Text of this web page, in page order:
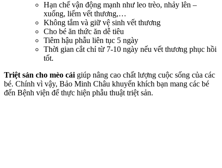
Hạn chế vận động mạnh như leo trèo, nhảy lên –
xuống, liếm vết thương,…
Không tắm và giữ vệ sinh vết thương
Cho bé ăn thức ăn dễ tiêu
Tiêm hậu phẫu liên tục 5 ngày
Thời gian cắt chỉ từ 7-10 ngày nếu vết thương phục hồi
tốt.
Triệt sản cho mèo cái giúp nâng cao chất lượng cuộc sống của các
bé. Chính vì vậy, Bảo Minh Châu khuyến khích bạn mang các bé
đến Bệnh viện để thực hiện phẫu thuật triệt sản.